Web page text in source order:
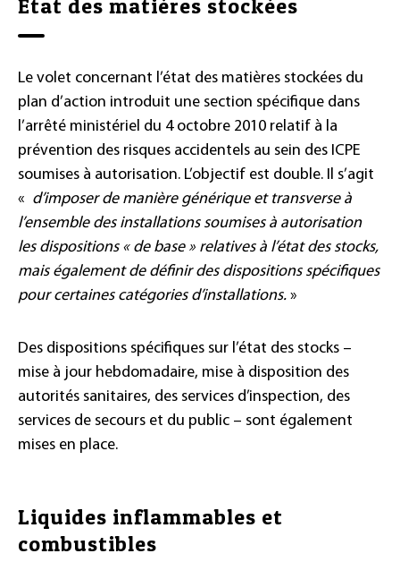
Etat des matières stockées
Le volet concernant l’état des matières stockées du
plan d’action introduit une section spécifique dans
l’arrêté ministériel du 4 octobre 2010 relatif à la
prévention des risques accidentels au sein des ICPE
soumises à autorisation. L’objectif est double. Il s’agit
« d’imposer de manière générique et transverse à
l’ensemble des installations soumises à autorisation
les dispositions « de base » relatives à l’état des stocks,
mais également de définir des dispositions spécifiques
pour certaines catégories d’installations. »
Des dispositions spécifiques sur l’état des stocks –
mise à jour hebdomadaire, mise à disposition des
autorités sanitaires, des services d’inspection, des
services de secours et du public – sont également
mises en place.
Liquides inflammables et
combustibles